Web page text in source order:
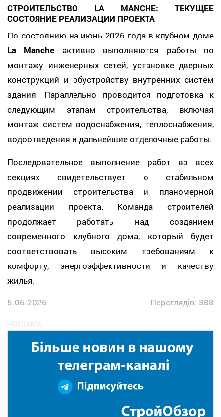
СТРОИТЕЛЬСТВО LA MANCHE: ТЕКУЩЕЕ
СОСТОЯНИЕ РЕАЛИЗАЦИИ ПРОЕКТА
По состоянию на июнь 2026 года в клубном доме
La Manche активно выполняются работы по
монтажу инженерных сетей, установке дверных
конструкций и обустройству внутренних систем
здания. Параллельно проводится подготовка к
следующим этапам строительства, включая
монтаж систем водоснабжения, теплоснабжения,
водоотведения и дальнейшие отделочные работы.
Последовательное выполнение работ во всех
секциях свидетельствует о стабильном
продвижении строительства и планомерной
реализации проекта. Команда строителей
продолжает работать над созданием
современного клубного дома, который будет
соответствовать высоким требованиям к
комфорту, энергоэффективности и качеству
жилья.
5.06.2026
Переглядів: 388